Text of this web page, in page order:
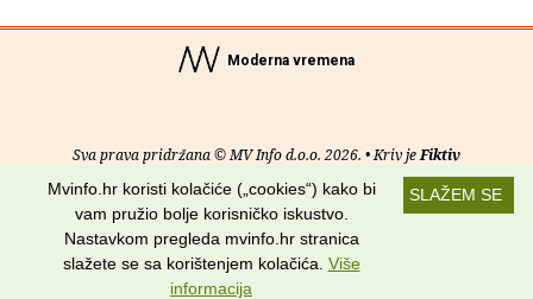
Moderna vremena
Sva prava pridržana © MV Info d.o.o. 2026. • Kriv jeFiktiv
Uvjeti korištenja RSS kanali
Potraži nas na:
SLAŽEM SE
Mvinfo.hr koristi kolačiće („cookies“) kako bi
vam pružio bolje korisničko iskustvo.
Nastavkom pregleda mvinfo.hr stranica
slažete se sa korištenjem kolačića. Više
informacija